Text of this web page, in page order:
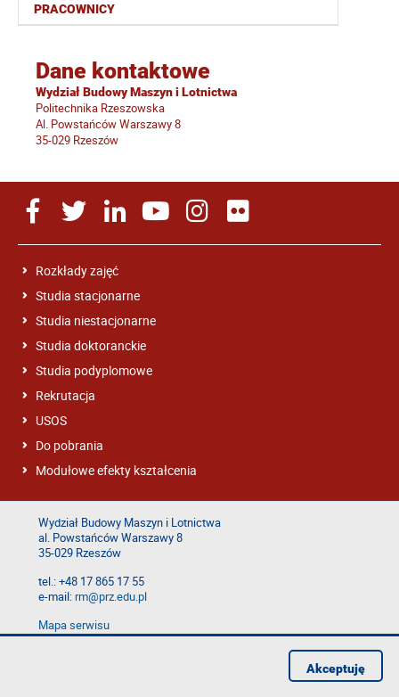
PRACOWNICY
Dane kontaktowe
Wydział Budowy Maszyn i Lotnictwa
Politechnika Rzeszowska
Al. Powstańców Warszawy 8
35-029 Rzeszów
Rozkłady zajęć
Studia stacjonarne
Studia niestacjonarne
Studia doktoranckie
Studia podyplomowe
Rekrutacja
USOS
Do pobrania
Modułowe efekty kształcenia
Wydział Budowy Maszyn i Lotnictwa
al. Powstańców Warszawy 8
35-029 Rzeszów
tel.: +48 17 865 17 55
e-mail:rm@prz.edu.pl
Mapa serwisu
Deklaracja dostępności
Akceptuję